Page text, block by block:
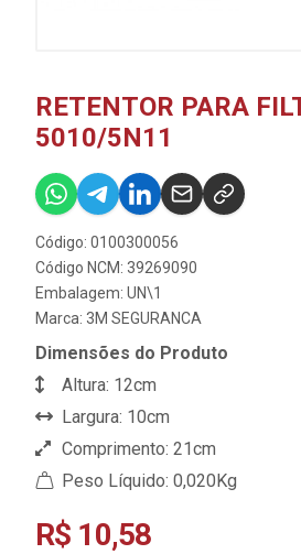
RETENTOR PARA
5010/5N11
Código: 0100300056
Código NCM: 39269090
Embalagem: UN\1
Marca: 3M SEGURANCA
Dimensões do Produto
Altura: 12cm
Largura: 10cm
Comprimento: 21cm
Peso Líquido: 0,020Kg
R$ 10,58